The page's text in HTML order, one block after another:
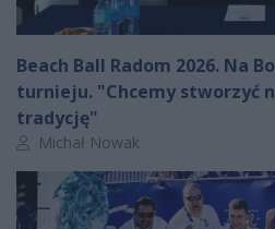
Beach Ball Radom 2026. Na
turnieju. "Chcemy stworzyć
tradycję"
Autor artykułu:
Michał Nowak